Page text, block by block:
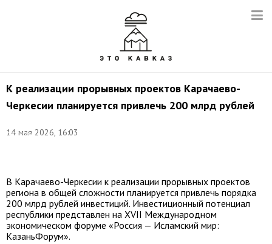
К реализации прорывных проектов Карачаево-
Черкесии планируется привлечь 200 млрд рублей
14 мая 2026, 16:03
соцсети
В Карачаево-Черкесии к реализации прорывных проектов
региона в общей сложности планируется привлечь порядка
200 млрд рублей инвестиций. Инвестиционный потенциал
республики представлен на XVII Международном
экономическом форуме «Россия — Исламский мир:
КазаньФорум».